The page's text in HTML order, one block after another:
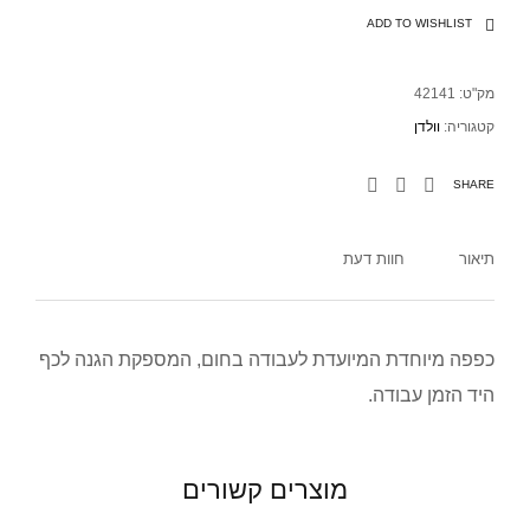
ADD TO WISHLIST
מק"ט: 42141
קטגוריה: וולדן
SHARE
תיאור חוות דעת
כפפה מיוחדת המיועדת לעבודה בחום, המספקת הגנה לכף
היד הזמן עבודה.
מוצרים קשורים